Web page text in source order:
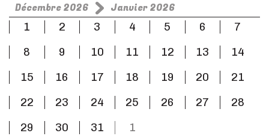
Décembre 2026
Janvier 2026
1
2 3 4 5 6
7
8
9 10 11 12 13
14
15
16 17 18 19 20
21
22
23 24 25 26 27
28
29
30 31 1